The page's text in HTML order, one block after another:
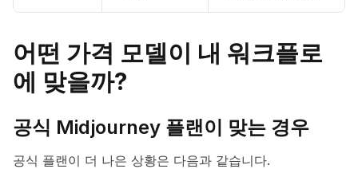
어떤 가격 모델이 내 워크플로
에 맞을까?
공식 Midjourney 플랜이 맞는 경우
공식 플랜이 더 나은 상황은 다음과 같습니다.